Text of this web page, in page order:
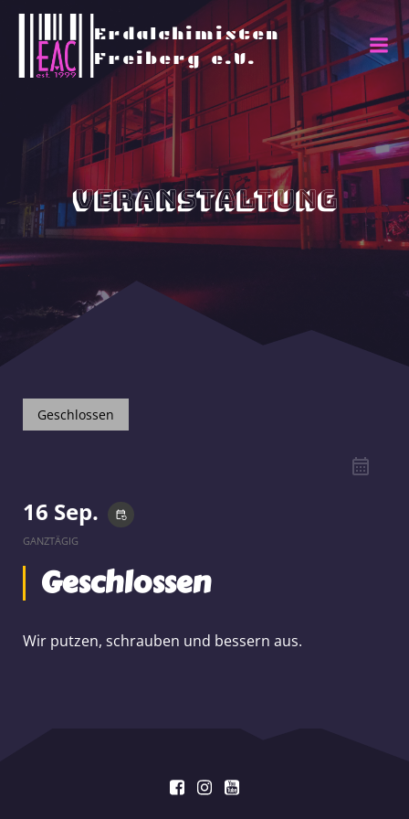
Erdalchimisten
Freiberg e.V.
Veranstaltung
Geschlossen
16 Sep. event_repeat
GANZTÄGIG
Geschlossen
Wir putzen, schrauben und bessern aus.